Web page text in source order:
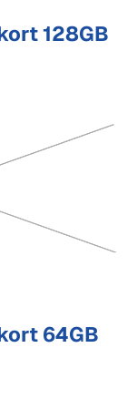
128GB
64GB